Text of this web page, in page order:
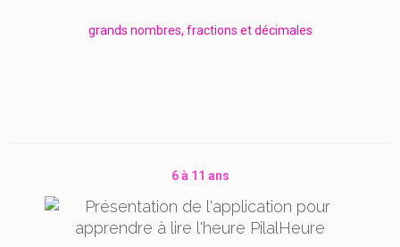
grands nombres, fractions et décimales
6 à 11 ans